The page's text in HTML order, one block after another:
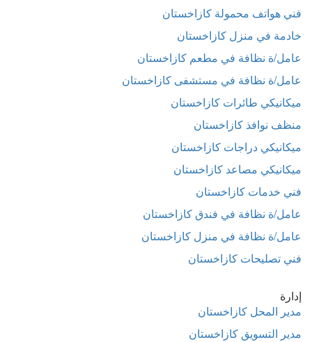
فني هواتف محمولة كازاخستان
خادمة في منزل كازاخستان
عامل/ة نظافة في مطعم كازاخستان
عامل/ة نظافة في مستشفى كازاخستان
ميكانيكي طائرات كازاخستان
منظف نوافذ كازاخستان
ميكانيكي دراجات كازاخستان
ميكانيكي مصاعد كازاخستان
فني خدمات كازاخستان
عامل/ة نظافة في فندق كازاخستان
عامل/ة نظافة في منزل كازاخستان
فني تصليحات كازاخستان
إدارة
مدير المحل كازاخستان
مدير التسويق كازاخستان